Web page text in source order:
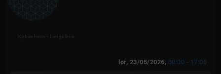
København - Langelinie
lør, 23/05/2026, 08:00 - 17:00